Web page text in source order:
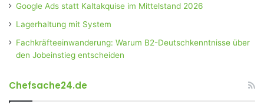
Google Ads statt Kaltakquise im Mittelstand 2026
Lagerhaltung mit System
Fachkräfteeinwanderung: Warum B2-Deutschkenntnisse über
den Jobeinstieg entscheiden
Chefsache24.de